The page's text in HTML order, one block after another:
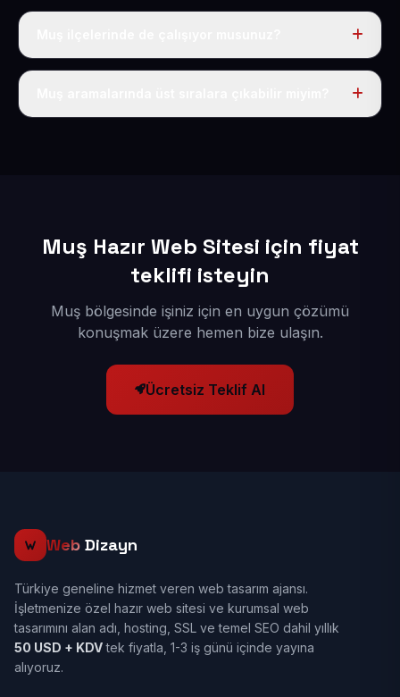
Muş dahil Türkiye’nin her yerinde geçerli yıllık tek
Elbette; Muş iline bağlı bütün ilçelere uzaktan ve
Muş Hazır Web Sitesi için fiyat
teklifi isteyin
Muş bölgesinde işiniz için en uygun çözümü
konuşmak üzere hemen bize ulaşın.
Ücretsiz Teklif Al
Web Dizayn
Türkiye geneline hizmet veren web tasarım ajansı.
İşletmenize özel hazır web sitesi ve kurumsal web
tasarımını alan adı, hosting, SSL ve temel SEO dahil yıllık
50 USD + KDVtek fiyatla, 1-3 iş günü içinde yayına
alıyoruz.